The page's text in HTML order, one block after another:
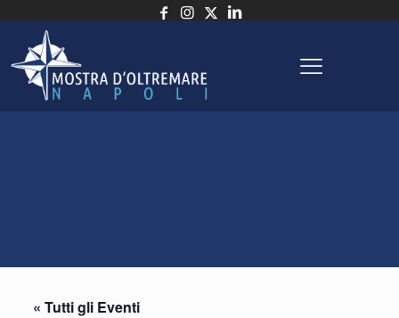
« Tutti gli Eventi